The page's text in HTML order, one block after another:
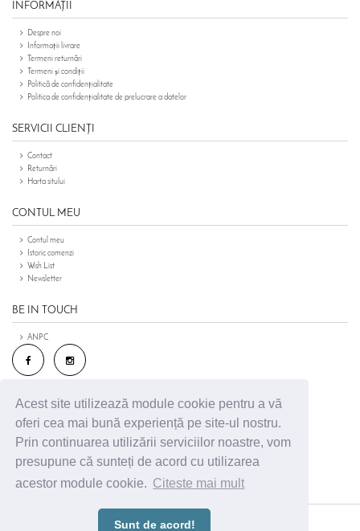
Acest site utilizează module cookie pentru a vă
oferi cea mai bună experiență pe site-ul nostru.
Prin continuarea utilizării serviciilor noastre, vom
presupune că sunteți de acord cu utilizarea
acestor module cookie. Citeste mai mult
Sunt de acord!
INFORMAŢII
Despre noi
Informații livrare
Termeni returnări
Termeni și condiții
Politică de confidențialitate
Politica de confidențialitate de prelucrare a datelor
SERVICII CLIENŢI
Contact
Returnări
Harta sitului
CONTUL MEU
Contul meu
Istoric comenzi
Wish List
Newsletter
BE IN TOUCH
ANPC